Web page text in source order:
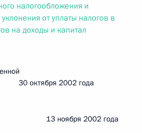
налогообложения и
от уплаты налогов в
на доходы и капитал
2002 года
ноября 2002 года